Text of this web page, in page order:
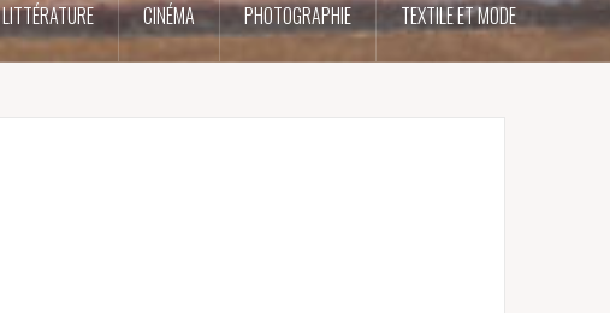
LITTÉRATURE CINÉMA PHOTOGRAPHIE TEXTILE ET MODE